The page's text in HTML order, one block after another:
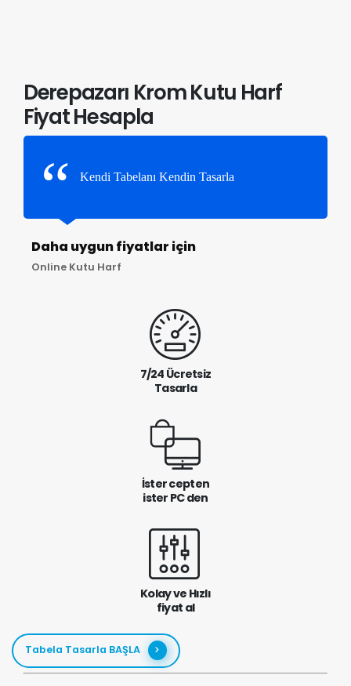
Derepazarı Krom Kutu Harf
Fiyat Hesapla
Kendi Tabelanı Kendin Tasarla
Daha uygun fiyatlar için
Online Kutu Harf
7/24 Ücretsiz
Tasarla
İster cepten
ister PC den
Kolay ve Hızlı
fiyat al
Tabela Tasarla BAŞLA